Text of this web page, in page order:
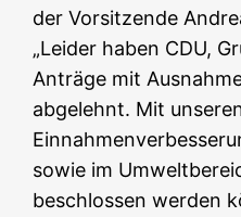
der Vorsitzende
„Leider haben CDU,
Anträge mit
abgelehnt. Mit
sowie im
beschlossen werden